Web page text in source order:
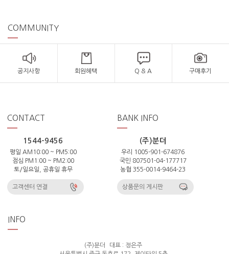
COMMUNITY
공지사항 회원혜택 Q & A 구매후기
CONTACT
1544-9456
평일 AM10:00 ~ PM5:00
점심 PM1:00 ~ PM2:00
토/일요일, 공휴일 휴무
고객센터 연결
BANK INFO
(주)분더
우리 1005-901-674876
국민 807501-04-177717
농협 355-0014-9464-23
상품문의 게시판
INFO
(주)분더
대표 : 정은주